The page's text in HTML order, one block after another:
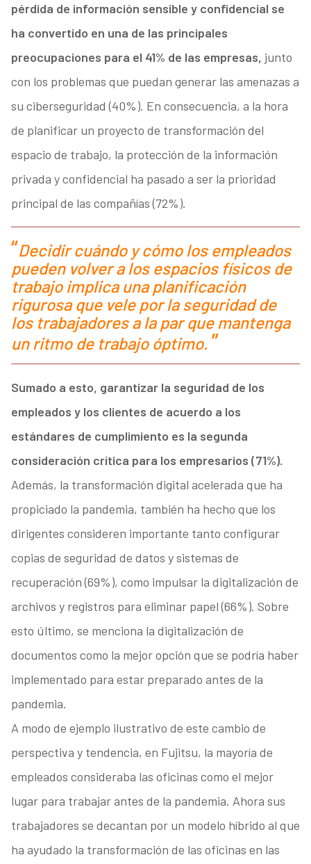
pérdida de información sensible y confidencial se
ha convertido en una de las principales
preocupaciones para el 41% de las empresas, junto
con los problemas que puedan generar las amenazas a
su ciberseguridad (40%). En consecuencia, a la hora
de planificar un proyecto de transformación del
espacio de trabajo, la protección de la información
privada y confidencial ha pasado a ser la prioridad
principal de las compañías (72%).
Decidir cuándo y cómo los empleados
pueden volver a los espacios físicos de
trabajo implica una planificación
rigurosa que vele por la seguridad de
los trabajadores a la par que mantenga
un ritmo de trabajo óptimo.
Sumado a esto, garantizar la seguridad de los
empleados y los clientes de acuerdo a los
estándares de cumplimiento es la segunda
consideración crítica para los empresarios (71%).
Además, la transformación digital acelerada que ha
propiciado la pandemia, también ha hecho que los
dirigentes consideren importante tanto configurar
copias de seguridad de datos y sistemas de
recuperación (69%), como impulsar la digitalización de
archivos y registros para eliminar papel (66%). Sobre
esto último, se menciona la digitalización de
documentos como la mejor opción que se podría haber
implementado para estar preparado antes de la
pandemia.
A modo de ejemplo ilustrativo de este cambio de
perspectiva y tendencia, en Fujitsu, la mayoría de
empleados consideraba las oficinas como el mejor
lugar para trabajar antes de la pandemia. Ahora sus
trabajadores se decantan por un modelo híbrido al que
ha ayudado la transformación de las oficinas en las